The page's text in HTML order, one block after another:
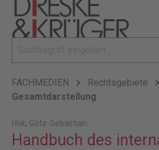
FACHMEDIEN Rechtsgebiete
Gesamtdarstellung
Hök, Götz-Sebastian
Handbuch des